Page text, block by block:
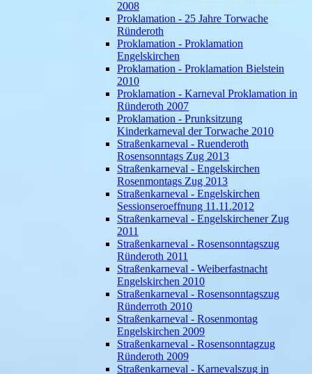
2008
Proklamation - 25 Jahre Torwache
Ründeroth
Proklamation - Proklamation
Engelskirchen
Proklamation - Proklamation Bielstein
2010
Proklamation - Karneval Proklamation in
Ründeroth 2007
Proklamation - Prunksitzung
Kinderkarneval der Torwache 2010
Straßenkarneval - Ruenderoth
Rosensonntags Zug 2013
Straßenkarneval - Engelskirchen
Rosenmontags Zug 2013
Straßenkarneval - Engelskirchen
Sessionseroeffnung 11.11.2012
Straßenkarneval - Engelskirchener Zug
2011
Straßenkarneval - Rosensonntagszug
Ründeroth 2011
Straßenkarneval - Weiberfastnacht
Engelskirchen 2010
Straßenkarneval - Rosensonntagszug
Ründerroth 2010
Straßenkarneval - Rosenmontag
Engelskirchen 2009
Straßenkarneval - Rosensonntagzug
Ründeroth 2009
Straßenkarneval - Karnevalszug in